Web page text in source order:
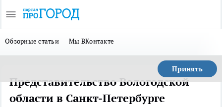
Обзорные статьи Мы ВКонтакте
Принять
Представительство Вологодской
области в Санкт-Петербурге